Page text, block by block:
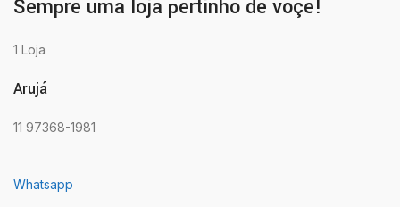
Sempre uma loja pertinho de voçê!
1 Loja
Arujá
11 97368-1981
Whatsapp